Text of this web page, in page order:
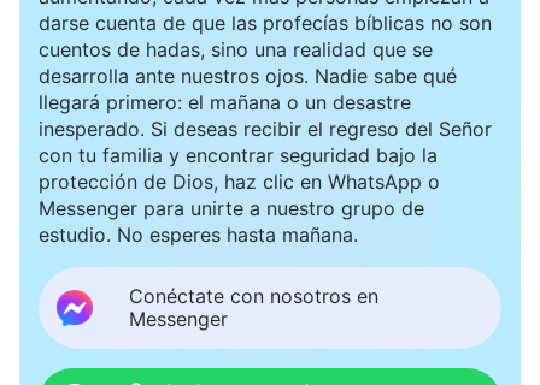
fracasara. A veces, sentía un dejo de
remordimiento al pensar: “No estoy colaborando
con él en absoluto. ¿Eso no es contemplar
pasivamente mientras él se esfuerza?”. Pero mi
carácter corrupto rápidamente suprimía ese
atisbo de conciencia. Finalmente, para que Li
nuevas técnicas, empecé a crear excusas,
diciendo adrede cosas como: “El trabajo de
grabar himnos ahora es bastante urgente, y tu
darse cuenta de que las profecías bíblicas no son
cuentos de hadas, sino una realidad que se
desarrolla ante nuestros ojos. Nadie sabe qué
llegará primero: el mañana o un desastre
inesperado. Si deseas recibir el regreso del Señor
con tu familia y encontrar seguridad bajo la
protección de Dios, haz clic en WhatsApp o
Messenger para unirte a nuestro grupo de
estudio. No esperes hasta mañana.
Conéctate con nosotros en
Messenger